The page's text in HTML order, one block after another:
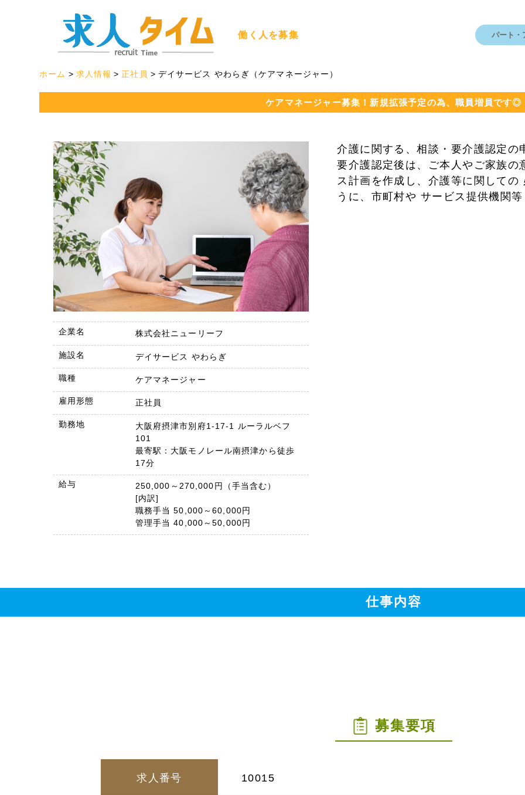
働く人を募集 パート・
ホーム 求人情報 正社員 デイサービス やわらぎ（ケアマネージャー）
ケアマネージャー募集！新規拡張予定の為、職員増員です◎
企業名 株式会社ニューリーフ
施設名 デイサービス やわらぎ
職種 ケアマネージャー
雇用形態 正社員
勤務地
大阪府摂津市別府1-17-1 ルーラルベフ
101
最寄駅：大阪モノレール南摂津から徒歩
17分
給与
250,000～270,000円（手当含む）
[内訳]
職務手当 50,000～60,000円
管理手当 40,000～50,000円
介護に関する、相談・要介護認定
要介護認定後は、ご本人やご家族
ス計画を作成し、介護等に関して
うに、市町村や サービス提供機関
仕事内容
募集要項
求人番号 10015